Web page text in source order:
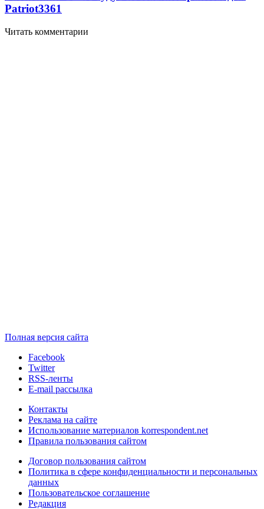
Patriot3361
Читать комментарии
Полная версия сайта
Facebook
Twitter
RSS-ленты
E-mail рассылка
Контакты
Реклама на сайте
Использование материалов korrespondent.net
Правила пользования сайтом
Договор пользования сайтом
Политика в сфере конфиденциальности и персональных
данных
Пользовательское соглашение
Редакция